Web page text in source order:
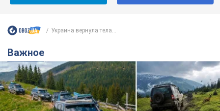
"Джипинг разрушает экосистемы, которые
формировались сотни лет": в Greenpeace
забили тревогу